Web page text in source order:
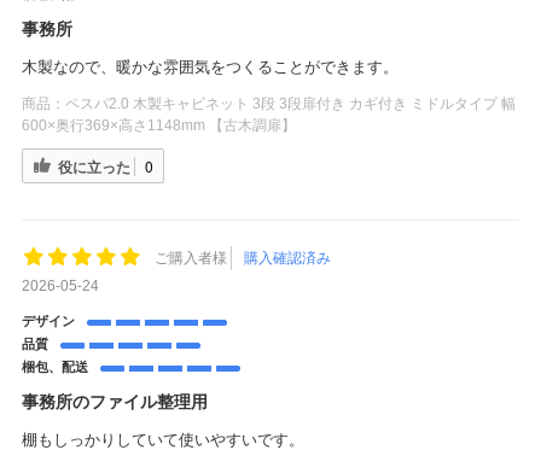
事務所
木製なので、暖かな雰囲気をつくることができます。
商品： ペスパ2.0 木製キャビネット 3段 3段扉付き カギ付き ミドルタイプ 幅
600×奥行369×高さ1148mm 【古木調扉】
役に立った 0
ご購入者様
購入確認済み
2026-05-24
デザイン
品質
梱包、配送
事務所のファイル整理用
棚もしっかりしていて使いやすいです。